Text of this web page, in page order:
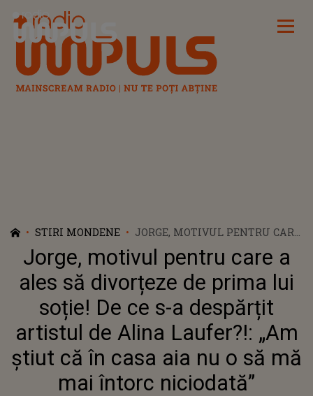
Radio Impuls
STIRI MONDENE
JORGE, MOTIVUL PENTRU CARE
A ALES SĂ DIVORȚEZE DE
PRIMA LUI SOȚIE! DE CE S-A
DESPĂRȚIT ARTISTUL DE
ALINA LAUFER?!: „AM ȘTIUT CĂ
ÎN CASA AIA NU O SĂ MĂ MAI
ÎNTORC NICIODATĂ”
Jorge, motivul pentru care a
ales să divorțeze de prima lui
soție! De ce s-a despărțit
artistul de Alina Laufer?!: „Am
știut că în casa aia nu o să mă
mai întorc niciodată”